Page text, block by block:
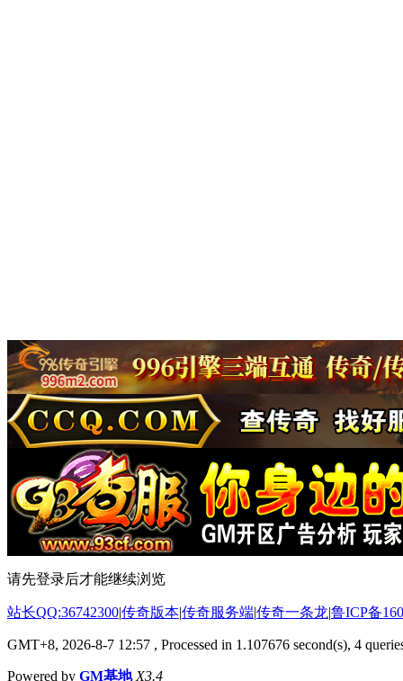
请先登录后才能继续浏览
站长QQ:36742300|传奇版本|传奇服务端|传奇一条龙|鲁ICP备
GMT+8, 2026-8-7 12:57 , Processed in 1.107676 second(s), 4
Powered by GM基地 X3.4